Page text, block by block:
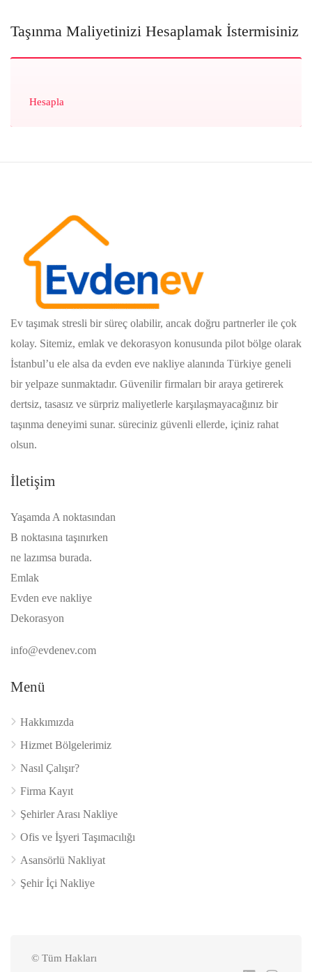
Taşınma Maliyetinizi Hesaplamak İstermisiniz
Hesapla
Ev taşımak stresli bir süreç olabilir, ancak doğru partnerler ile çok
kolay. Sitemiz, emlak ve dekorasyon konusunda pilot bölge olarak
İstanbul’u ele alsa da evden eve nakliye alanında Türkiye geneli
bir yelpaze sunmaktadır. Güvenilir firmaları bir araya getirerek
dertsiz, tasasız ve sürpriz maliyetlerle karşılaşmayacağınız bir
taşınma deneyimi sunar. süreciniz güvenli ellerde, içiniz rahat
olsun.
İletişim
Yaşamda A noktasından
B noktasına taşınırken
ne lazımsa burada.
Emlak
Evden eve nakliye
Dekorasyon
info@evdenev.com
Menü
Hakkımızda
Hizmet Bölgelerimiz
Nasıl Çalışır?
Firma Kayıt
Şehirler Arası Nakliye
Ofis ve İşyeri Taşımacılığı
Asansörlü Nakliyat
Şehir İçi Nakliye
© Tüm Hakları